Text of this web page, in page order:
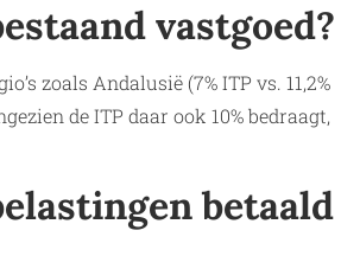
vastgoed?
zoals Andalusië (7% ITP vs. 11,2%
de ITP daar ook 10% bedraagt,
betaald